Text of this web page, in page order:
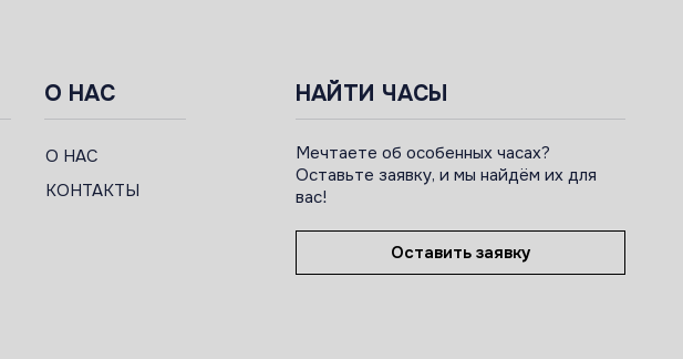
О НАС
О НАС
КОНТАКТЫ
НАЙТИ ЧАСЫ
Мечтаете об особенных часах?
Оставьте заявку, и мы найдём их для
вас!
Оставить заявку